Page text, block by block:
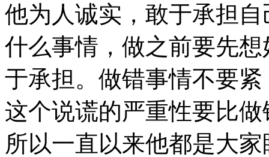
他为人诚实，敢于承担
什么事情，做之前要先
于承担。做错事情不要
这个说谎的严重性要比
所以一直以来他都是大